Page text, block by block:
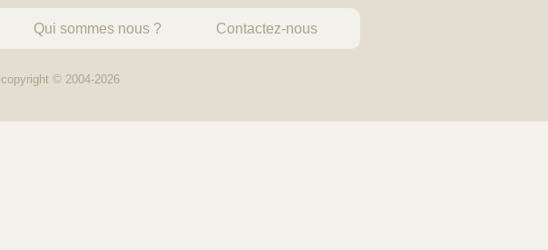
Qui sommes nous ? Contactez-nous
copyright © 2004-2026